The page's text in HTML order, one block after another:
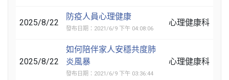
2025/8/22
防疫人員心理健康
發布日期：2021/6/9 下午 04:08:06
心理健康科
2025/8/22
如何陪伴家人安穩共度肺
炎風暴
發布日期：2021/6/9 下午 03:36:44
心理健康科